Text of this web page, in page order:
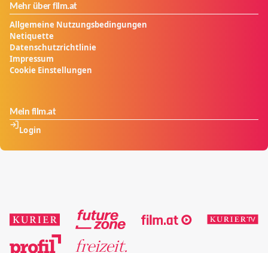
Mehr über film.at
Allgemeine Nutzungsbedingungen
Netiquette
Datenschutzrichtlinie
Impressum
Cookie Einstellungen
Mein film.at
Login